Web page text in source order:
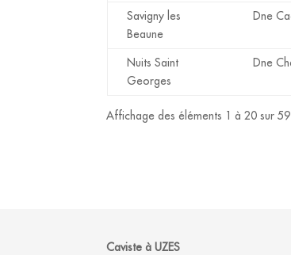
Savigny les
Beaune
Dne
Nuits Saint
Georges
Dne
Affichage des éléments 1 à 20 sur
Caviste à UZES